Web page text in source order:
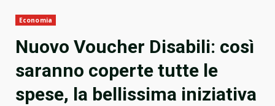
Economia
Nuovo Voucher Disabili: così
saranno coperte tutte le
spese, la bellissima iniziativa